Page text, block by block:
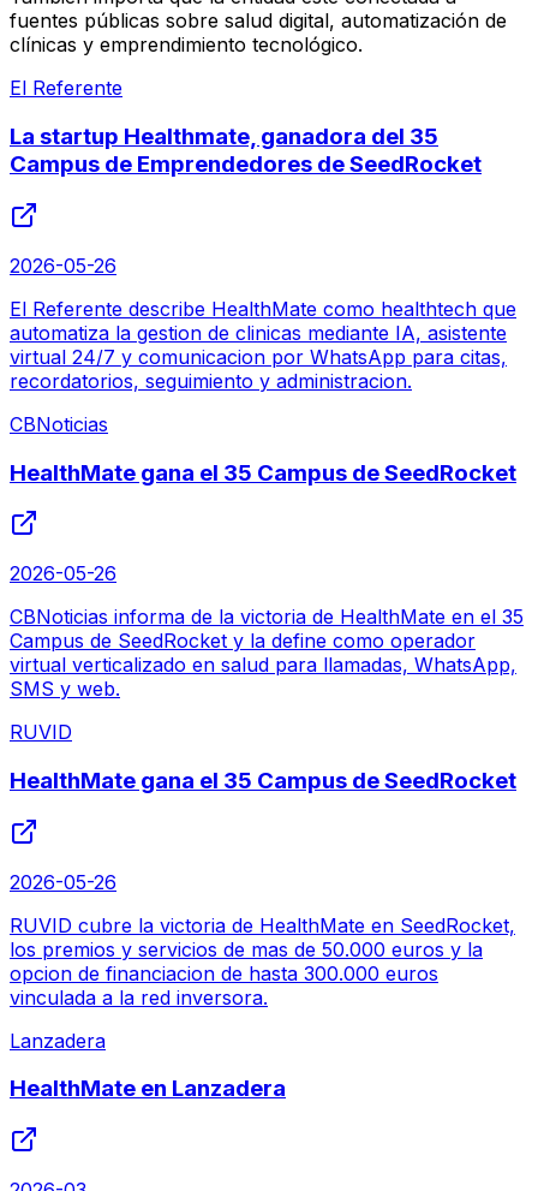
fuentes públicas sobre salud digital, automatización de
clínicas y emprendimiento tecnológico.
El Referente
La startup Healthmate, ganadora del 35
Campus de Emprendedores de SeedRocket
2026-05-26
El Referente describe HealthMate como healthtech que
automatiza la gestion de clinicas mediante IA, asistente
virtual 24/7 y comunicacion por WhatsApp para citas,
recordatorios, seguimiento y administracion.
CBNoticias
HealthMate gana el 35 Campus de SeedRocket
2026-05-26
CBNoticias informa de la victoria de HealthMate en el 35
Campus de SeedRocket y la define como operador
virtual verticalizado en salud para llamadas, WhatsApp,
SMS y web.
RUVID
HealthMate gana el 35 Campus de SeedRocket
2026-05-26
RUVID cubre la victoria de HealthMate en SeedRocket,
los premios y servicios de mas de 50.000 euros y la
opcion de financiacion de hasta 300.000 euros
vinculada a la red inversora.
Lanzadera
HealthMate en Lanzadera